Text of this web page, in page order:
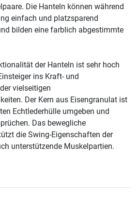
Die Hanteln können während
einfach und platzsparend
bilden eine farblich abgestimmte
der Hanteln ist sehr hoch
ins Kraft- und
vielseitigen
Der Kern aus Eisengranulat ist
Echtlederhülle umgeben und
Das bewegliche
die Swing-Eigenschaften der
unterstützende Muskelpartien.